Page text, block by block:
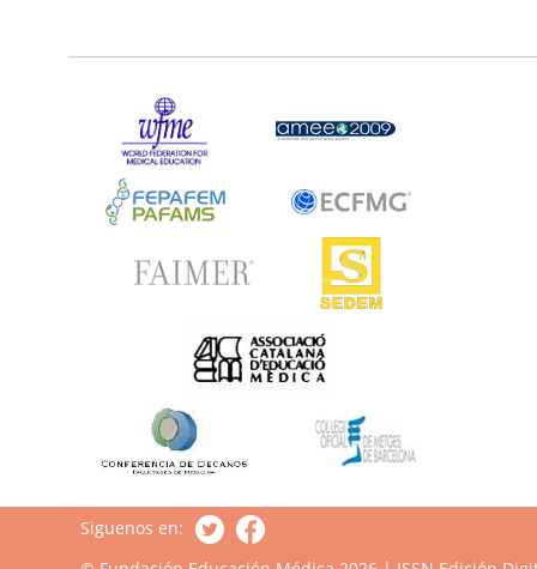
Siguenos en: